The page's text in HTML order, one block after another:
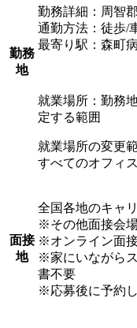
勤務
地
勤務詳細：周智
通勤方法：徒歩/
最寄り駅：森町
就業場所：勤務
定する範囲
就業場所の変更
すべてのオフィス
面接
地
全国各地のキャ
※その他面接会
※オンライン面
※家にいながら
書不要
※応募後に予約